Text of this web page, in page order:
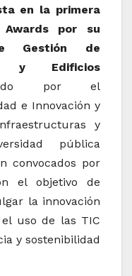
en la primera
por su
Gestión de
y Edificios
por el
e Innovación y
y
pública
convocados por
el objetivo de
la innovación
uso de las TIC
y sostenibilidad